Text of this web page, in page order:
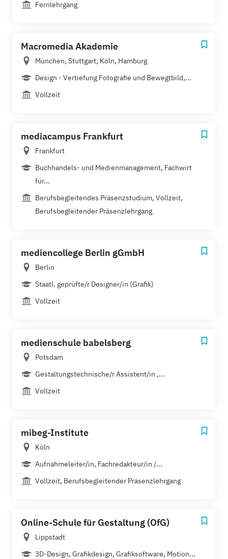
Fernlehrgang
Macromedia Akademie
München, Stuttgart, Köln, Hamburg
Design - Vertiefung Fotografie und Bewegtbild,...
Vollzeit
mediacampus Frankfurt
Frankfurt
Buchhandels- und Medienmanagement, Fachwirt
für...
Berufsbegleitendes Präsenzstudium, Vollzeit,
Berufsbegleitender Präsenzlehrgang
mediencollege Berlin gGmbH
Berlin
Staatl. geprüfte/r Designer/in (Grafik)
Vollzeit
medienschule babelsberg
Potsdam
Gestaltungstechnische/r Assistent/in ,...
Vollzeit
mibeg-Institute
Köln
Aufnahmeleiter/in, Fachredakteur/in /...
Vollzeit, Berufsbegleitender Präsenzlehrgang
Online-Schule für Gestaltung (OfG)
Lippstadt
3D-Design, Grafikdesign, Grafiksoftware, Motion...